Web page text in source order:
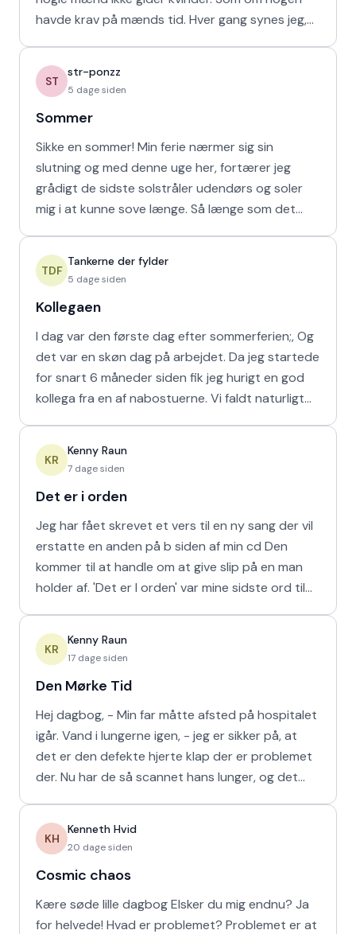
havde krav på mænds tid. Hver gang synes jeg,
ST
str-ponzz
5 dage siden
Sommer
Sikke en sommer! Min ferie nærmer sig sin
slutning og med denne uge her, fortærer jeg
grådigt de sidste solstråler udendørs og soler
mig i at kunne sove længe. Så længe som det
TDF
Tankerne der fylder
5 dage siden
Kollegaen
I dag var den første dag efter sommerferien;, Og
det var en skøn dag på arbejdet. Da jeg startede
for snart 6 måneder siden fik jeg hurigt en god
kollega fra en af nabostuerne. Vi faldt naturligt
KR
Kenny Raun
7 dage siden
Det er i orden
Jeg har fået skrevet et vers til en ny sang der vil
erstatte en anden på b siden af min cd Den
kommer til at handle om at give slip på en man
holder af. 'Det er I orden' var mine sidste ord til
KR
Kenny Raun
17 dage siden
Den Mørke Tid
Hej dagbog, - Min far måtte afsted på hospitalet
igår. Vand i lungerne igen, - jeg er sikker på, at
det er den defekte hjerte klap der er problemet
der. Nu har de så scannet hans lunger, og det
KH
Kenneth Hvid
20 dage siden
Cosmic chaos
Kære søde lille dagbog Elsker du mig endnu? Ja
for helvede! Hvad er problemet? Problemet er at